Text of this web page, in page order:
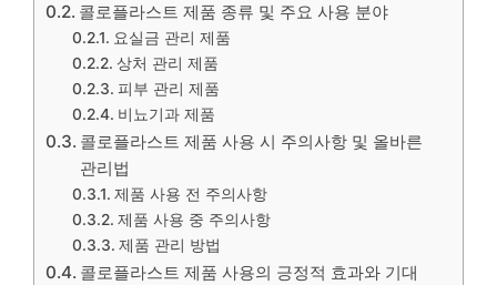
콜로플라스트 제품 종류 및 주요 사용 분야
요실금 관리 제품
상처 관리 제품
피부 관리 제품
비뇨기과 제품
콜로플라스트 제품 사용 시 주의사항 및 올바른
관리법
제품 사용 전 주의사항
제품 사용 중 주의사항
제품 관리 방법
콜로플라스트 제품 사용의 긍정적 효과와 기대